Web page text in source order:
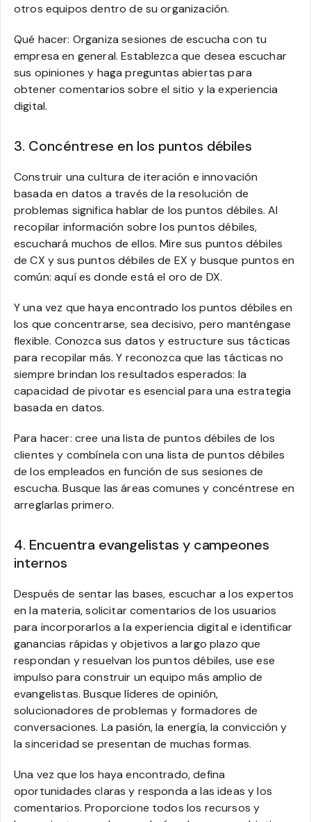
otros equipos dentro de su organización.
Qué hacer: Organiza sesiones de escucha con tu
empresa en general. Establezca que desea escuchar
sus opiniones y haga preguntas abiertas para
obtener comentarios sobre el sitio y la experiencia
digital.
3. Concéntrese en los puntos débiles
Construir una cultura de iteración e innovación
basada en datos a través de la resolución de
problemas significa hablar de los puntos débiles. Al
recopilar información sobre los puntos débiles,
escuchará muchos de ellos. Mire sus puntos débiles
de CX y sus puntos débiles de EX y busque puntos en
común: aquí es donde está el oro de DX.
Y una vez que haya encontrado los puntos débiles en
los que concentrarse, sea decisivo, pero manténgase
flexible. Conozca sus datos y estructure sus tácticas
para recopilar más. Y reconozca que las tácticas no
siempre brindan los resultados esperados: la
capacidad de pivotar es esencial para una estrategia
basada en datos.
Para hacer: cree una lista de puntos débiles de los
clientes y combínela con una lista de puntos débiles
de los empleados en función de sus sesiones de
escucha. Busque las áreas comunes y concéntrese en
arreglarlas primero.
4. Encuentra evangelistas y campeones
internos
Después de sentar las bases, escuchar a los expertos
en la materia, solicitar comentarios de los usuarios
para incorporarlos a la experiencia digital e identificar
ganancias rápidas y objetivos a largo plazo que
respondan y resuelvan los puntos débiles, use ese
impulso para construir un equipo más amplio de
evangelistas. Busque líderes de opinión,
solucionadores de problemas y formadores de
conversaciones. La pasión, la energía, la convicción y
la sinceridad se presentan de muchas formas.
Una vez que los haya encontrado, defina
oportunidades claras y responda a las ideas y los
comentarios. Proporcione todos los recursos y